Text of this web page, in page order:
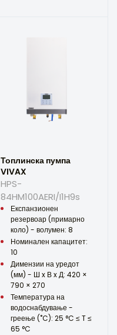
Топлинска пумпа
VIVAX
HPS-
84HM100AERI/I1H9s
Експанзионен
резервоар (примарно
коло) - волумен: 8
Номинален капацитет:
10
Димензии на уредот
(мм) - Ш x В x Д: 420 ×
790 × 270
Температура на
водоснабдување -
греење (˚C): 25 °C ≤ T ≤
65 °C